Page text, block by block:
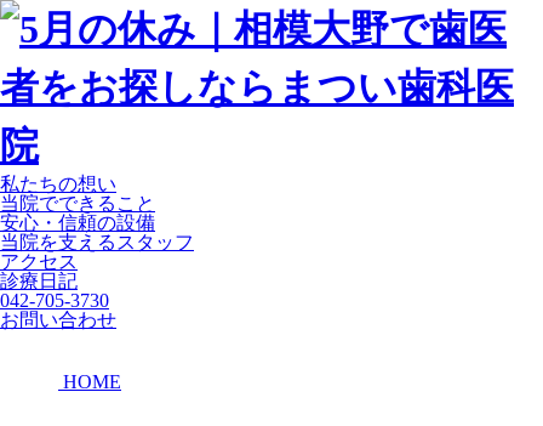
私たちの想い
当院でできること
安心・信頼の設備
当院を支えるスタッフ
アクセス
診療日記
042-705-3730
お問い合わせ
HOME